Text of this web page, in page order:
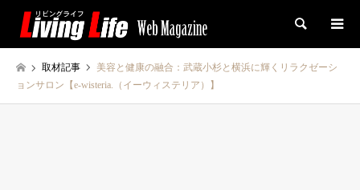
検索
取材記事
美容と健康の融合：武蔵小杉と横浜に輝くリラクゼーシ
ョンサロン【e-wisteria.（イーウィステリア）】